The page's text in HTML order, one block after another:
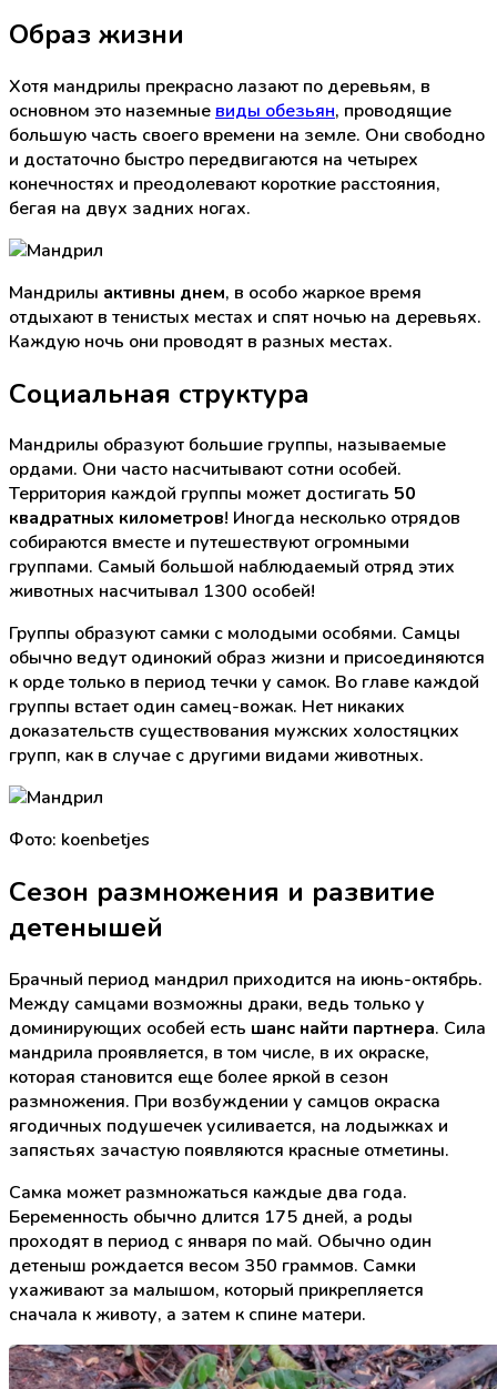
Образ жизни
Хотя мандрилы прекрасно лазают по деревьям, в
основном это наземные виды обезьян, проводящие
большую часть своего времени на земле. Они свободно
и достаточно быстро передвигаются на четырех
конечностях и преодолевают короткие расстояния,
бегая на двух задних ногах.
Мандрилы активны днем, в особо жаркое время
отдыхают в тенистых местах и спят ночью на деревьях.
Каждую ночь они проводят в разных местах.
Социальная структура
Мандрилы образуют большие группы, называемые
ордами. Они часто насчитывают сотни особей.
Территория каждой группы может достигать 50
квадратных километров! Иногда несколько отрядов
собираются вместе и путешествуют огромными
группами. Самый большой наблюдаемый отряд этих
животных насчитывал 1300 особей!
Группы образуют самки с молодыми особями. Самцы
обычно ведут одинокий образ жизни и присоединяются
к орде только в период течки у самок. Во главе каждой
группы встает один самец-вожак. Нет никаких
доказательств существования мужских холостяцких
групп, как в случае с другими видами животных.
Фото: koenbetjes
Сезон размножения и развитие
детенышей
Брачный период мандрил приходится на июнь-октябрь.
Между самцами возможны драки, ведь только у
доминирующих особей есть шанс найти партнера. Сила
мандрила проявляется, в том числе, в их окраске,
которая становится еще более яркой в сезон
размножения. При возбуждении у самцов окраска
ягодичных подушечек усиливается, на лодыжках и
запястьях зачастую появляются красные отметины.
Самка может размножаться каждые два года.
Беременность обычно длится 175 дней, а роды
проходят в период с января по май. Обычно один
детеныш рождается весом 350 граммов. Самки
ухаживают за малышом, который прикрепляется
сначала к животу, а затем к спине матери.